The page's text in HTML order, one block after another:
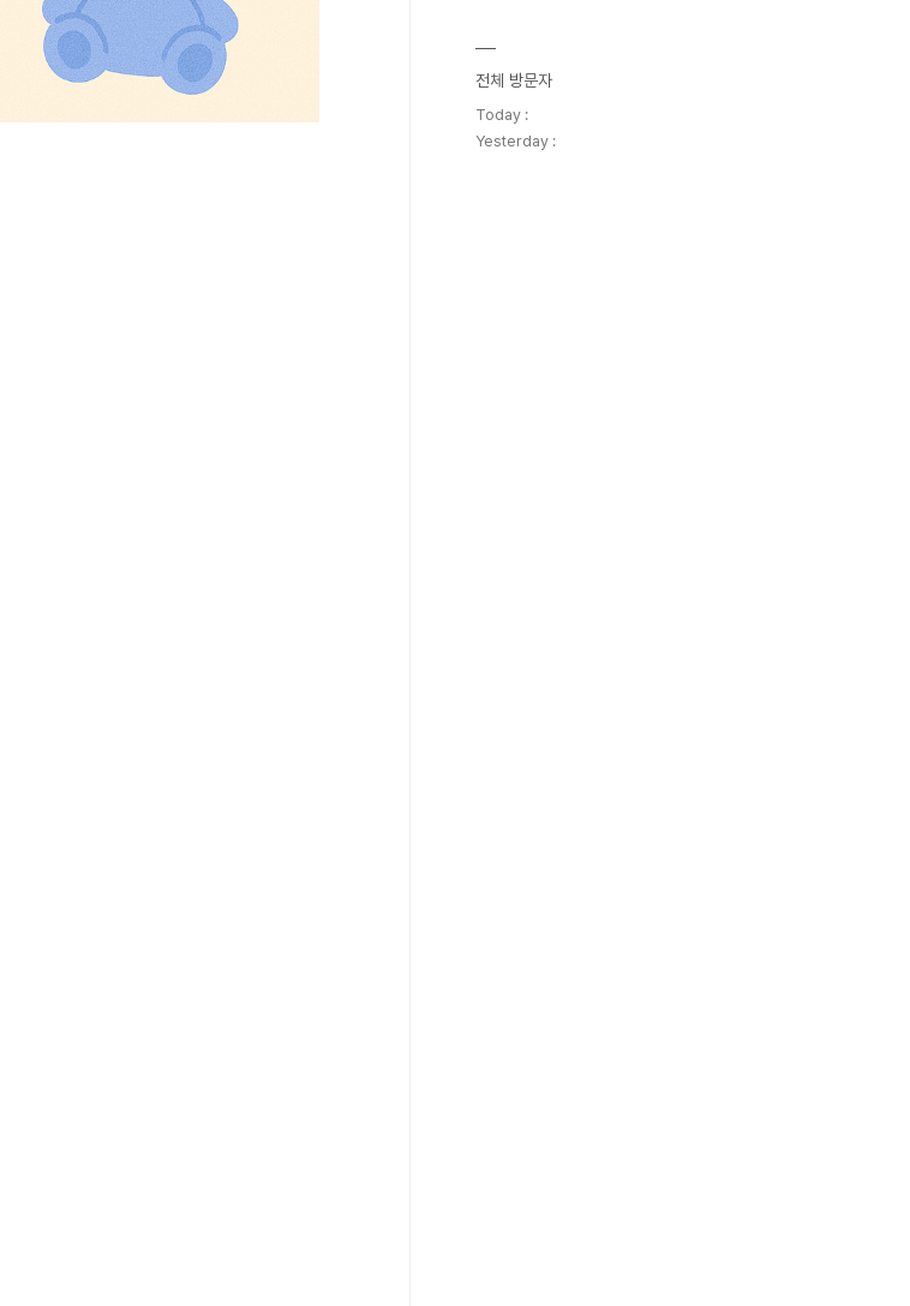
전체 방문자
Today :
Yesterday :